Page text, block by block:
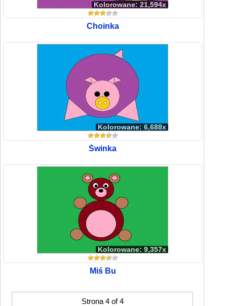
Kolorowane: 21,594x
Choinka
Kolorowane: 6,688x
Świnka
Kolorowane: 9,357x
Miś Bu
Strona 4 of 4